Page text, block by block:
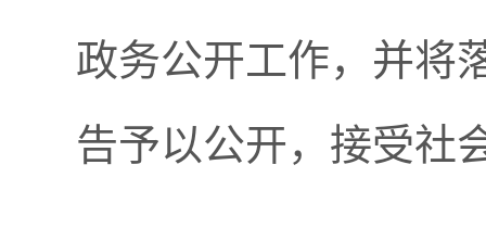
政务公开工作，并将
告予以公开，接受社